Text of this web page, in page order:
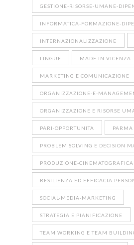
GESTIONE-RISORSE-UMANE-
INFORMATICA-FORMAZIONE-
INTERNAZIONALIZZAZIONE
LINGUE MADE IN VICENZA
MARKETING E COMUNICAZIONE
ORGANIZZAZIONE-E-
ORGANIZZAZIONE E RISORSE
PARI-OPPORTUNITA PARMA
PROBLEM SOLVING E DECISION
PRODUZIONE-CINEMATOGRAFICA
RESILIENZA ED EFFICACIA
SOCIAL-MEDIA-MARKETING
STRATEGIA E PIANIFICAZIONE
TEAM WORKING E TEAM